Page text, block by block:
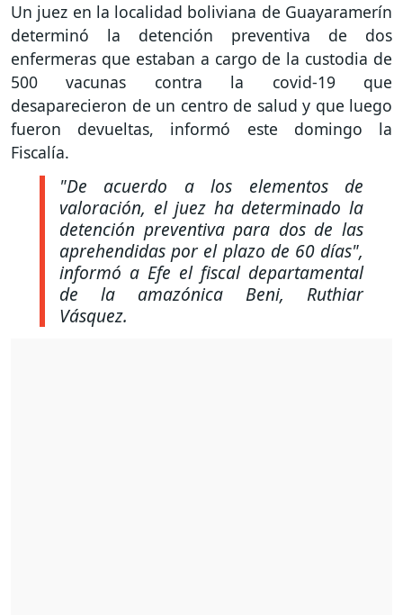
Un juez en la localidad boliviana de Guayaramerín
determinó la detención preventiva de dos
enfermeras que estaban a cargo de la custodia de
500 vacunas contra la covid-19 que
desaparecieron de un centro de salud y que luego
fueron devueltas, informó este domingo la
Fiscalía.
"De acuerdo a los elementos de
valoración, el juez ha determinado la
detención preventiva para dos de las
aprehendidas por el plazo de 60 días",
informó a Efe el fiscal departamental
de la amazónica Beni, Ruthiar
Vásquez.